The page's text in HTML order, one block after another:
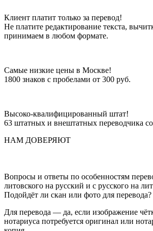
Клиент платит только за перевод!
Не платите редактирование текста,
принимаем в любом формате.
Самые низкие цены в Москве!
1800 знаков с пробелами от 300 руб.
Высоко-квалифицированный штат!
63 штатных и внештатных переводчика
НАМ ДОВЕРЯЮТ
Вопросы и ответы по особенностям
литовского на русский и с русского на
Подойдёт ли скан или фото для перевода?
Для перевода — да, если изображение
нотариуса потребуется оригинал или